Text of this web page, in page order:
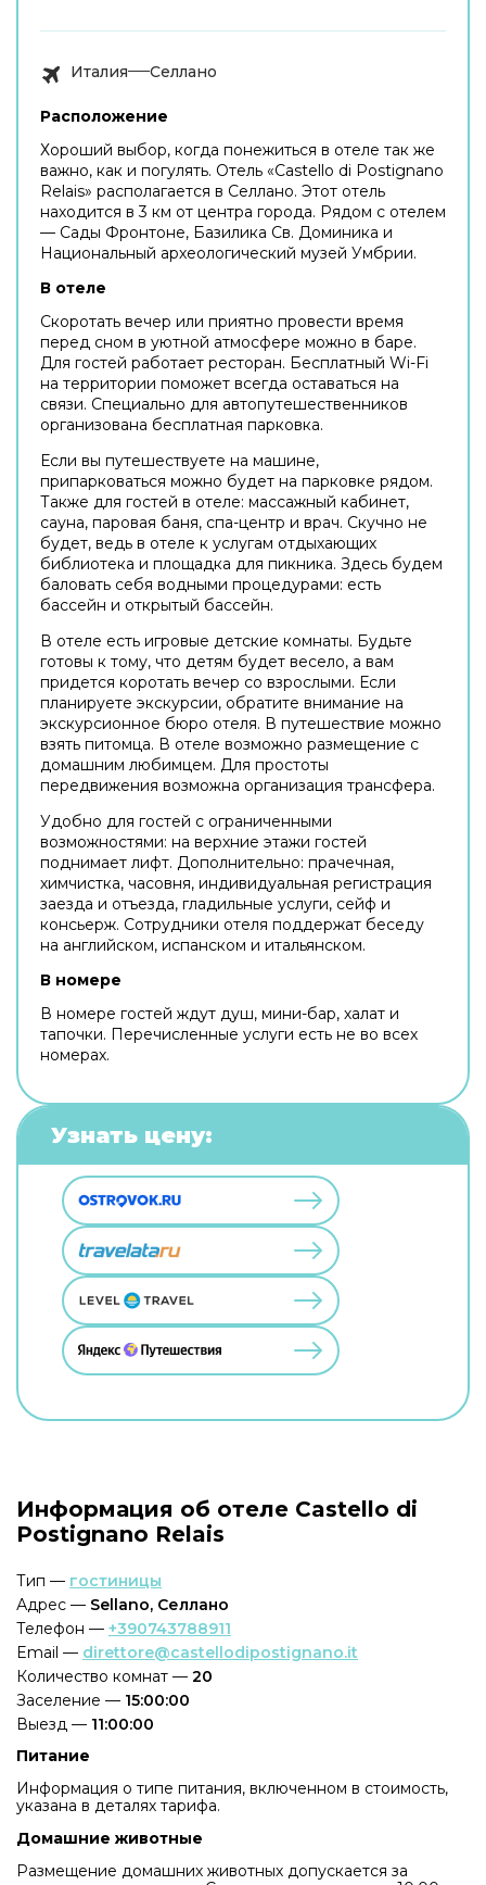
Италия Селлано
Расположение
Хороший выбор, когда понежиться в отеле так же
важно, как и погулять. Отель «Castello di Postignano
Relais» располагается в Селлано. Этот отель
находится в 3 км от центра города. Рядом с отелем
— Сады Фронтоне, Базилика Св. Доминика и
Национальный археологический музей Умбрии.
В отеле
Скоротать вечер или приятно провести время
перед сном в уютной атмосфере можно в баре.
Для гостей работает ресторан. Бесплатный Wi-Fi
на территории поможет всегда оставаться на
связи. Специально для автопутешественников
организована бесплатная парковка.
Если вы путешествуете на машине,
припарковаться можно будет на парковке рядом.
Также для гостей в отеле: массажный кабинет,
сауна, паровая баня, спа-центр и врач. Скучно не
будет, ведь в отеле к услугам отдыхающих
библиотека и площадка для пикника. Здесь будем
баловать себя водными процедурами: есть
бассейн и открытый бассейн.
В отеле есть игровые детские комнаты. Будьте
готовы к тому, что детям будет весело, а вам
придется коротать вечер со взрослыми. Если
планируете экскурсии, обратите внимание на
экскурсионное бюро отеля. В путешествие можно
взять питомца. В отеле возможно размещение с
домашним любимцем. Для простоты
передвижения возможна организация трансфера.
Удобно для гостей с ограниченными
возможностями: на верхние этажи гостей
поднимает лифт. Дополнительно: прачечная,
химчистка, часовня, индивидуальная регистрация
заезда и отъезда, гладильные услуги, сейф и
консьерж. Сотрудники отеля поддержат беседу
на английском, испанском и итальянском.
В номере
В номере гостей ждут душ, мини-бар, халат и
тапочки. Перечисленные услуги есть не во всех
номерах.
Узнать цену:
Информация об отеле Castello di
Postignano Relais
Тип — гостиницы
Адрес — Sellano, Селлано
Телефон — +390743788911
Email — direttore@castellodipostignano.it
Количество комнат — 20
Заселение — 15:00:00
Выезд — 11:00:00
Питание
Информация о типе питания, включенном в стоимость,
указана в деталях тарифа.
Домашние животные
Размещение домашних животных допускается за